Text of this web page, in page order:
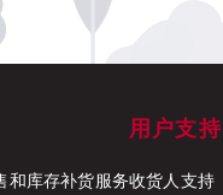
和库存补货服务
用户支持
收货人支持